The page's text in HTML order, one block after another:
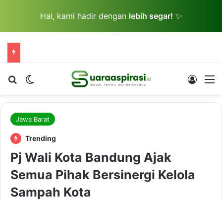
Hai, kami hadir dengan lebih segar! ✨
Cari berita...Switch skin Log In
Jawa Barat
Trending
Pj Wali Kota Bandung Ajak
Semua Pihak Bersinergi Kelola
Sampah Kota